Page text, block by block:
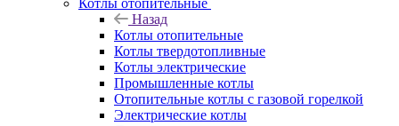
Котлы отопительные
Назад
Котлы отопительные
Котлы твердотопливные
Котлы электрические
Промышленные котлы
Отопительные котлы с газовой горелкой
Электрические котлы